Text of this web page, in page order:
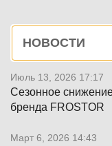
Боковая
панель
НОВОСТИ
Июль 13, 2026 17:17
Сезонное
бренда FROSTOR
Март 6, 2026 14:43